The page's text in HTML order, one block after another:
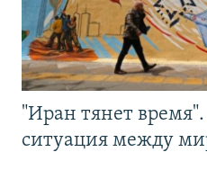
"Иран тянет время".
ситуация между